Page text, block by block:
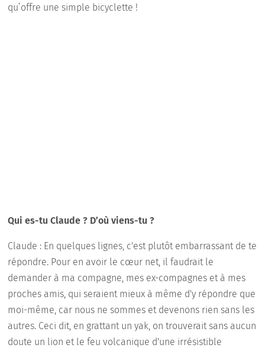
qu’offre une simple bicyclette !
Qui es-tu Claude ? D’où viens-tu ?
Claude : En quelques lignes, c'est plutôt embarrassant de te
répondre. Pour en avoir le cœur net, il faudrait le
demander à ma compagne, mes ex-compagnes et à mes
proches amis, qui seraient mieux à même d'y répondre que
moi-même, car nous ne sommes et devenons rien sans les
autres. Ceci dit, en grattant un yak, on trouverait sans aucun
doute un lion et le feu volcanique d'une irrésistible